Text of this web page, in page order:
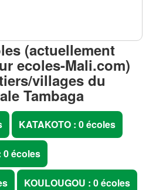
(actuellement
ecoles-Mali.com)
villages du
Tambaga
KATAKOTO : 0 écoles
0 écoles
KOULOUGOU : 0 écoles